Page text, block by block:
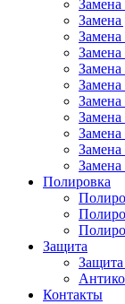
Замена
Замена
Замена
Замена
Замена
Замена
Полировка
Защита
Защита
Контакты